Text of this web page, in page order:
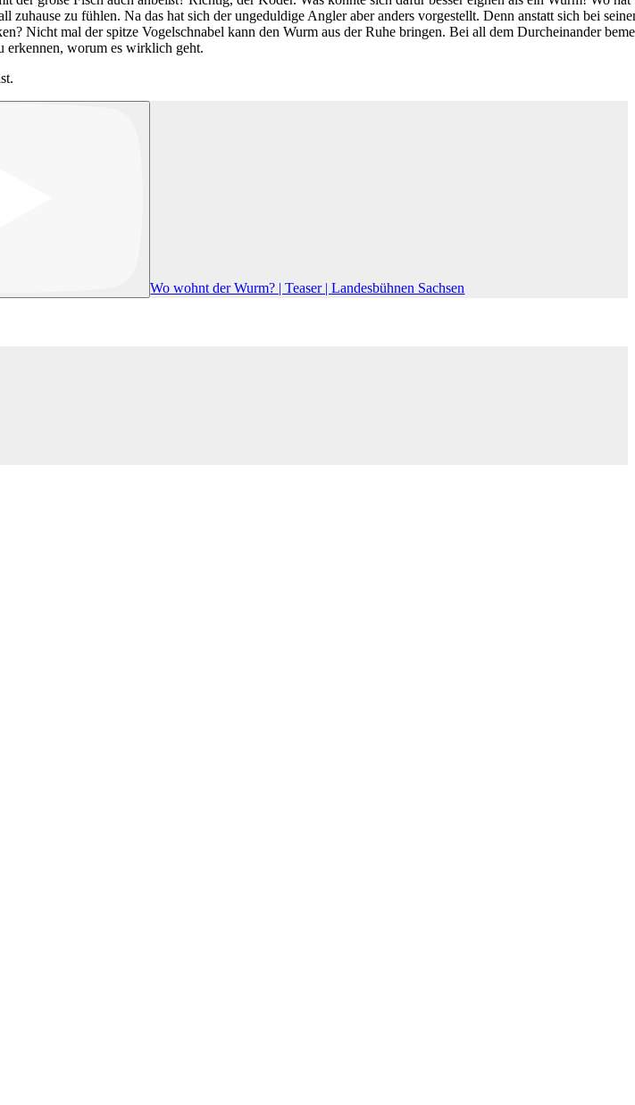
zu fühlen. Na das hat sich der ungeduldige Angler aber anders vorgestellt. Denn anstatt sich bei
Nicht mal der spitze Vogelschnabel kann den Wurm aus der Ruhe bringen. Bei all dem Durcheinander
erkennen, worum es wirklich geht.
Wo wohnt der Wurm? | Teaser | Landesbühnen Sachsen